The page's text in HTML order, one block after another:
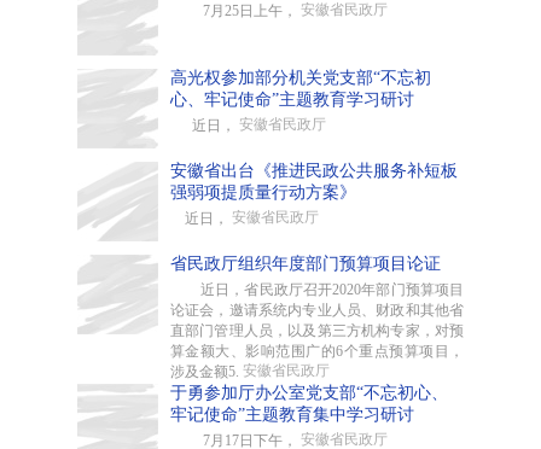
7月25日上午， 安徽省民政厅
高光权参加部分机关党支部“不忘初
心、牢记使命”主题教育学习研讨
近日， 安徽省民政厅
安徽省出台《推进民政公共服务补短板
强弱项提质量行动方案》
近日， 安徽省民政厅
省民政厅组织年度部门预算项目论证
近日，省民政厅召开2020年部门预算项目
论证会，邀请系统内专业人员、财政和其他省
直部门管理人员，以及第三方机构专家，对预
算金额大、影响范围广的6个重点预算项目，
涉及金额5. 安徽省民政厅
于勇参加厅办公室党支部“不忘初心、
牢记使命”主题教育集中学习研讨
7月17日下午， 安徽省民政厅